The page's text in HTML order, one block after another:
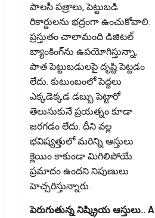
పాలసీ పత్రాలు, పెట్టుబడి
రికార్డులను భద్రంగా ఉంచుకోవాలి.
ప్రస్తుతం చాలామంది డిజిటల్‌
బ్యాంకింగ్‌ను ఉపయోగిస్తున్నా,
పాత పెట్టుబడులపై దృష్టి పెట్టడం
లేదు. కుటుంబంలో పెద్దలు
ఎక్కడెక్కడ డబ్బు పెట్టారో
తెలుసుకునే ప్రయత్నం కూడా
జరగడం లేదు. దీని వల్ల
భవిష్యత్తులో మరిన్ని ఆస్తులు
క్లెయిం కాకుండా మిగిలిపోయే
ప్రమాదం ఉందని నిపుణులు
హెచ్చరిస్తున్నారు.
పెరుగుతున్న నిష్క్రియ ఆస్తులు.. A